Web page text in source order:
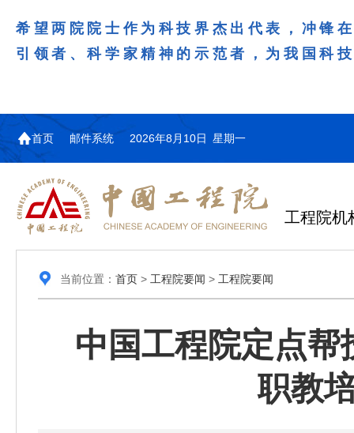
希望两院院士作为科技界杰出代表，冲锋
引领者、科学家精神的示范者，为我国科
首页 邮件系统 2026年8月10日 星期一
工程院机
当前位置： 首页> 工程院要闻 > 工程院要闻
中国工程院定点
职教